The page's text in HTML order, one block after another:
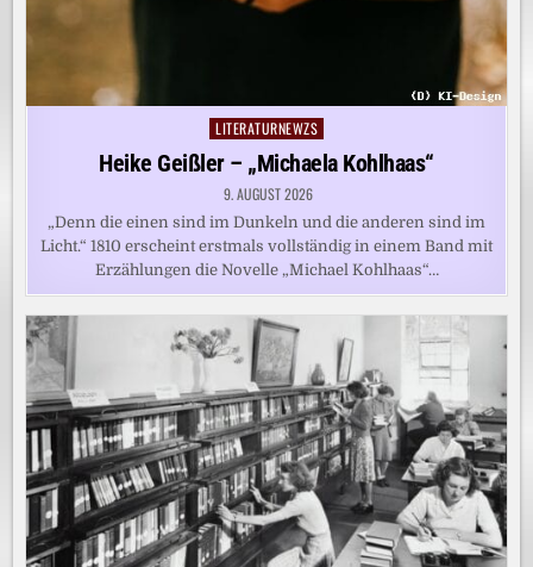
Posted
LITERATURNEWZS
Heike Geißler – „Michaela Kohlhaas“
9. AUGUST 2026
„Denn die einen sind im Dunkeln und die anderen sind im
Licht.“ 1810 erscheint erstmals vollständig in einem Band mit
Erzählungen die Novelle „Michael Kohlhaas“…